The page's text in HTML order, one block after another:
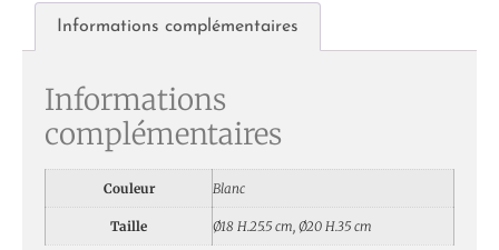
Informations complémentaires
Informations
complémentaires
Couleur Blanc
Taille Ø18 H.25.5 cm, Ø20 H.35 cm